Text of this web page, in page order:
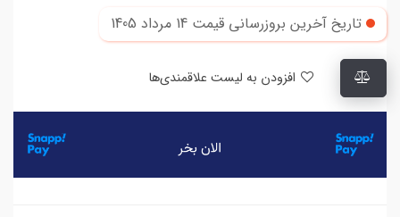
تاریخ آخرین بروزرسانی قیمت 14 مرداد 1405